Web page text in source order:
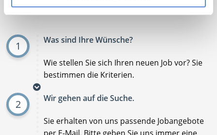
Ablauf der Stellenvermittlung:
1 Was sind Ihre Wünsche?
Wie stellen Sie sich Ihren neuen Job vor? Sie
bestimmen die Kriterien.
2 Wir gehen auf die Suche.
Sie erhalten von uns passende Jobangebote